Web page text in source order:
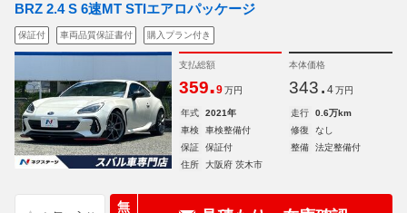
BRZ 2.4 S 6速MT STIエアロパッケージ
保証付 車両品質保証書付 購入プラン付き
支払総額
359.9 万円
本体価格
343. 4 万円
年式 2021年 走行
0.6万km
車検
車検整備付 修復
なし
保証
保証付 整備
法定整備付
住所
大阪府 茨木市
無